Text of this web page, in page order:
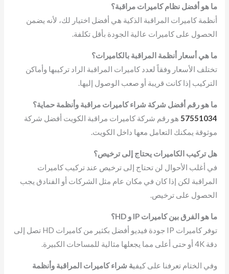
ما هو أفضل نظام كاميرات مراقبة؟
أنظمة كاميرات المراقبة الذكية هي أفضل اختيار لك، لأنه يضمن
الحصول على كاميرات عالية الجودة بأقل تكلفة.
ما هي أسعار أنظمة المراقبة بالكاميرات؟
تختلف الأسعار وفقاً لعدد كاميرات المراقبة الراد تركيبها وأماكن
التركيب إذا كانت قريبة أو صعب الوصول إليها.
ما هو رقم أفضل شركة شراء كاميرات مراقبة وأنظمة حماية؟
57551034 هو رقم شركة كاميرات مراقبة الكويت أفضل شركة
موثوقة يمكنك التعامل معها داخل الكويت.
هل تركيب الكاميرات يحتاج إلى ترخيص؟
في أغلب الأحوال لن تحتاج إلى ترخيص عند تركيب كاميرات
المراقبة لكن إذا كان في مكان عام مثل الشركات أو الفنادق يجب
الحصول على ترخيص.
ما هو الفرق بين كاميراتIP وHD؟
توفر كاميرات IP جودة فيديو أفضل بكثير من كاميرات HD تصل إلى
دقة 4K أو حتى أعلى مما يجعلها مثالية للمساحات الكبيرة.
وفي الختام تعرفنا على كيفية شراء كاميرات المراقبة وأنظمة